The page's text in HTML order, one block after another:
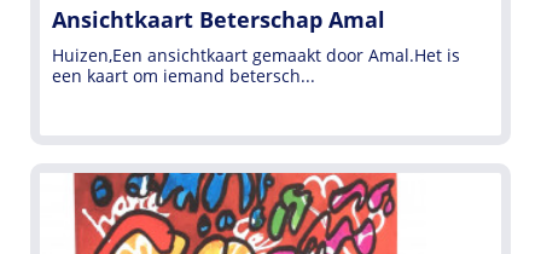
Ansichtkaart Beterschap Amal
Huizen,Een ansichtkaart gemaakt door Amal.Het is
een kaart om iemand betersch...